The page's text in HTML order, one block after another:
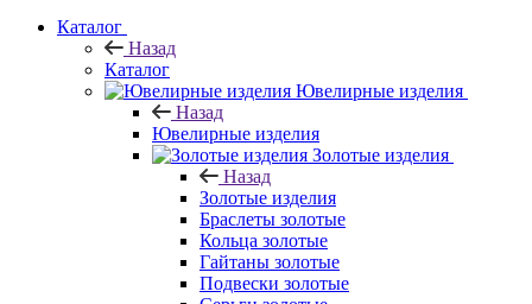
Каталог
Назад
Каталог
Ювелирные изделия
Назад
Ювелирные изделия
Золотые изделия
Назад
Золотые изделия
Браслеты золотые
Кольца золотые
Гайтаны золотые
Подвески золотые